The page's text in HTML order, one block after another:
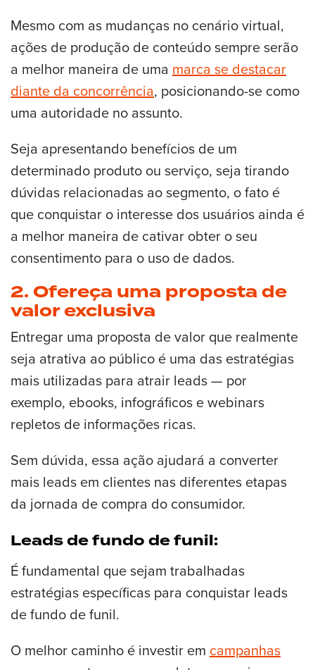
Mesmo com as mudanças no cenário virtual,
ações de produção de conteúdo sempre serão
a melhor maneira de uma marca se destacar
diante da concorrência, posicionando-se como
uma autoridade no assunto.
Seja apresentando benefícios de um
determinado produto ou serviço, seja tirando
dúvidas relacionadas ao segmento, o fato é
que conquistar o interesse dos usuários ainda é
a melhor maneira de cativar obter o seu
consentimento para o uso de dados.
2. Ofereça uma proposta de
valor exclusiva
Entregar uma proposta de valor que realmente
seja atrativa ao público é uma das estratégias
mais utilizadas para atrair leads — por
exemplo, ebooks, infográficos e webinars
repletos de informações ricas.
Sem dúvida, essa ação ajudará a converter
mais leads em clientes nas diferentes etapas
da jornada de compra do consumidor.
Leads de fundo de funil:
É fundamental que sejam trabalhadas
estratégias específicas para conquistar leads
de fundo de funil.
O melhor caminho é investir em campanhas